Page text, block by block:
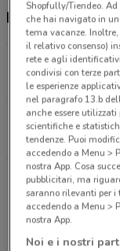
Negozi Reale
Viale di
425 m
Via
1.2 km
Via Torino,
2 km
Largo
Shopfully/Tiendeo.
che hai navigato in
tema vacanze.
il relativo consenso)
rete e agli
condivisi con terze
le esperienze
nel paragrafo 13.b
anche essere
scientifiche e
tendenze. Puoi
accedendo a Menu >
nostra App. Cosa
pubblicitari, ma
saranno rilevanti per i
accedendo a Menu >
nostra App.
Noi e i nostri